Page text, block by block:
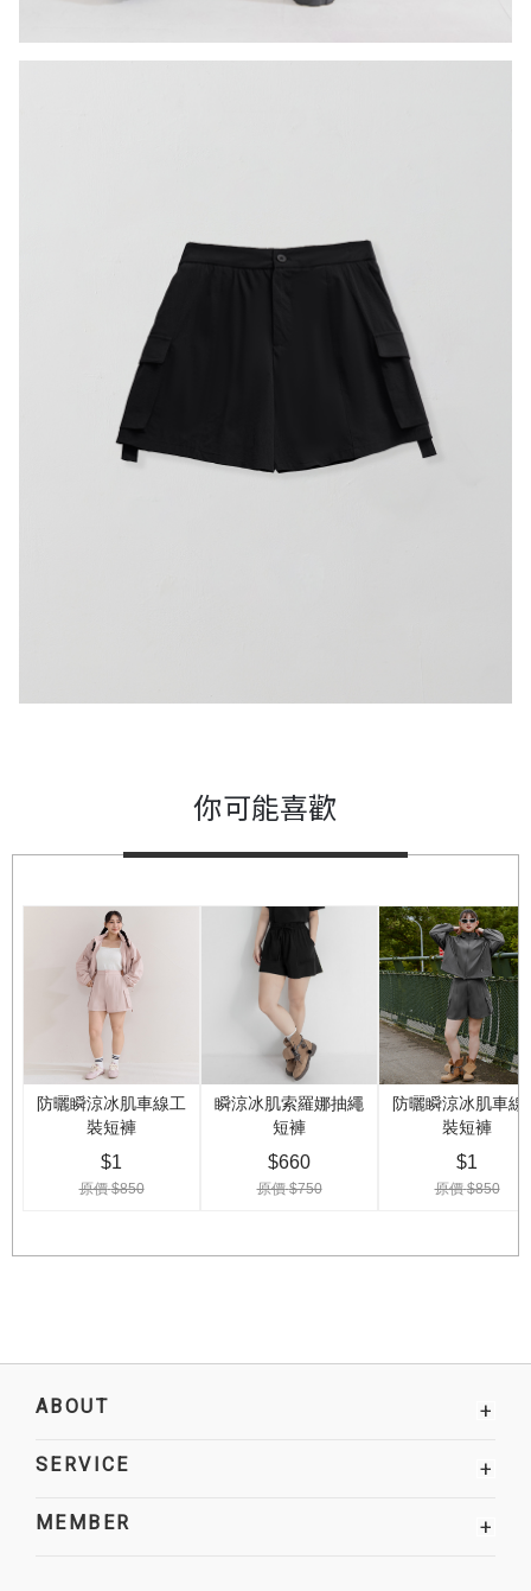
你可能喜歡
ABOUT +
SERVICE +
MEMBER +